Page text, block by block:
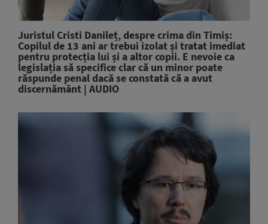
Juristul Cristi Danileț, despre crima din Timiș:
Copilul de 13 ani ar trebui izolat și tratat imediat
pentru protecția lui și a altor copii. E nevoie ca
legislația să specifice clar că un minor poate
răspunde penal dacă se constată că a avut
discernământ | AUDIO